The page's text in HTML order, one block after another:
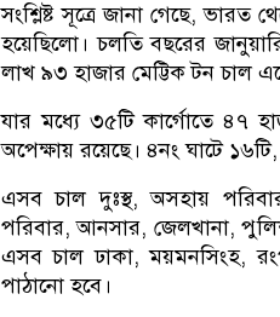
সংশ্লিষ্ট সূত্রে জানা গেছে,
হয়েছিলো। চলতি বছরের
লাখ ৯৩ হাজার মেট্টিক টন চাল
যার মধ্যে ৩৫টি কার্গোতে ৪৭
অপেক্ষায় রয়েছে। ৪নং ঘাটে
এসব চাল দুঃস্থ, অসহায়
পরিবার, আনসার, জেলখানা,
এসব চাল ঢাকা, ময়মনসিংহ,
পাঠানো হবে।